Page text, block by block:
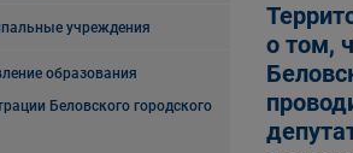
учреждения
образования
Беловского городского
о том,